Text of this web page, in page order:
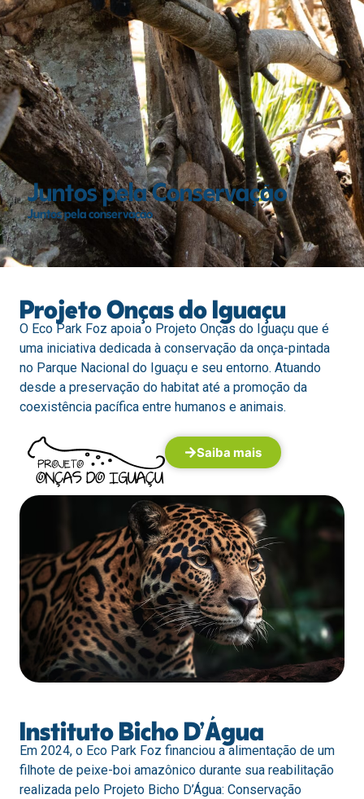
Juntos pela Conservação
Juntos pela conservação
Projeto Onças do Iguaçu
O Eco Park Foz apoia o Projeto Onças do Iguaçu que é
uma iniciativa dedicada à conservação da onça-pintada
no Parque Nacional do Iguaçu e seu entorno. Atuando
desde a preservação do habitat até a promoção da
coexistência pacífica entre humanos e animais.
Saiba mais
Instituto Bicho D’Água
Em 2024, o Eco Park Foz financiou a alimentação de um
filhote de peixe-boi amazônico durante sua reabilitação
realizada pelo Projeto Bicho D’Água: Conservação